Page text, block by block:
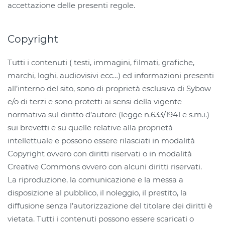
accettazione delle presenti regole.
Copyright
Tutti i contenuti ( testi, immagini, filmati, grafiche,
marchi, loghi, audiovisivi ecc…) ed informazioni presenti
all’interno del sito, sono di proprietà esclusiva di Sybow
e/o di terzi e sono protetti ai sensi della vigente
normativa sul diritto d’autore (legge n.633/1941 e s.m.i.)
sui brevetti e su quelle relative alla proprietà
intellettuale e possono essere rilasciati in modalità
Copyright ovvero con diritti riservati o in modalità
Creative Commons ovvero con alcuni diritti riservati.
La riproduzione, la comunicazione e la messa a
disposizione al pubblico, il noleggio, il prestito, la
diffusione senza l’autorizzazione del titolare dei diritti è
vietata. Tutti i contenuti possono essere scaricati o